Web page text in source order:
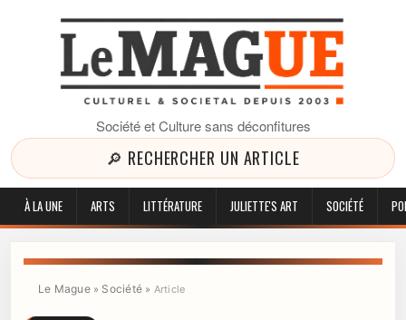
Société et Culture sans déconfitures
🔎 RECHERCHER UN ARTICLE
À LA UNE ARTS LITTÉRATURE JULIETTE'S ART SOCIÉTÉ
Le Mague» Société» Article